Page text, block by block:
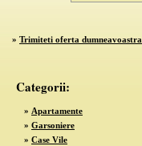
» Trimiteti oferta dumneavoastra
Categorii:
» Apartamente
» Garsoniere
» Case Vile